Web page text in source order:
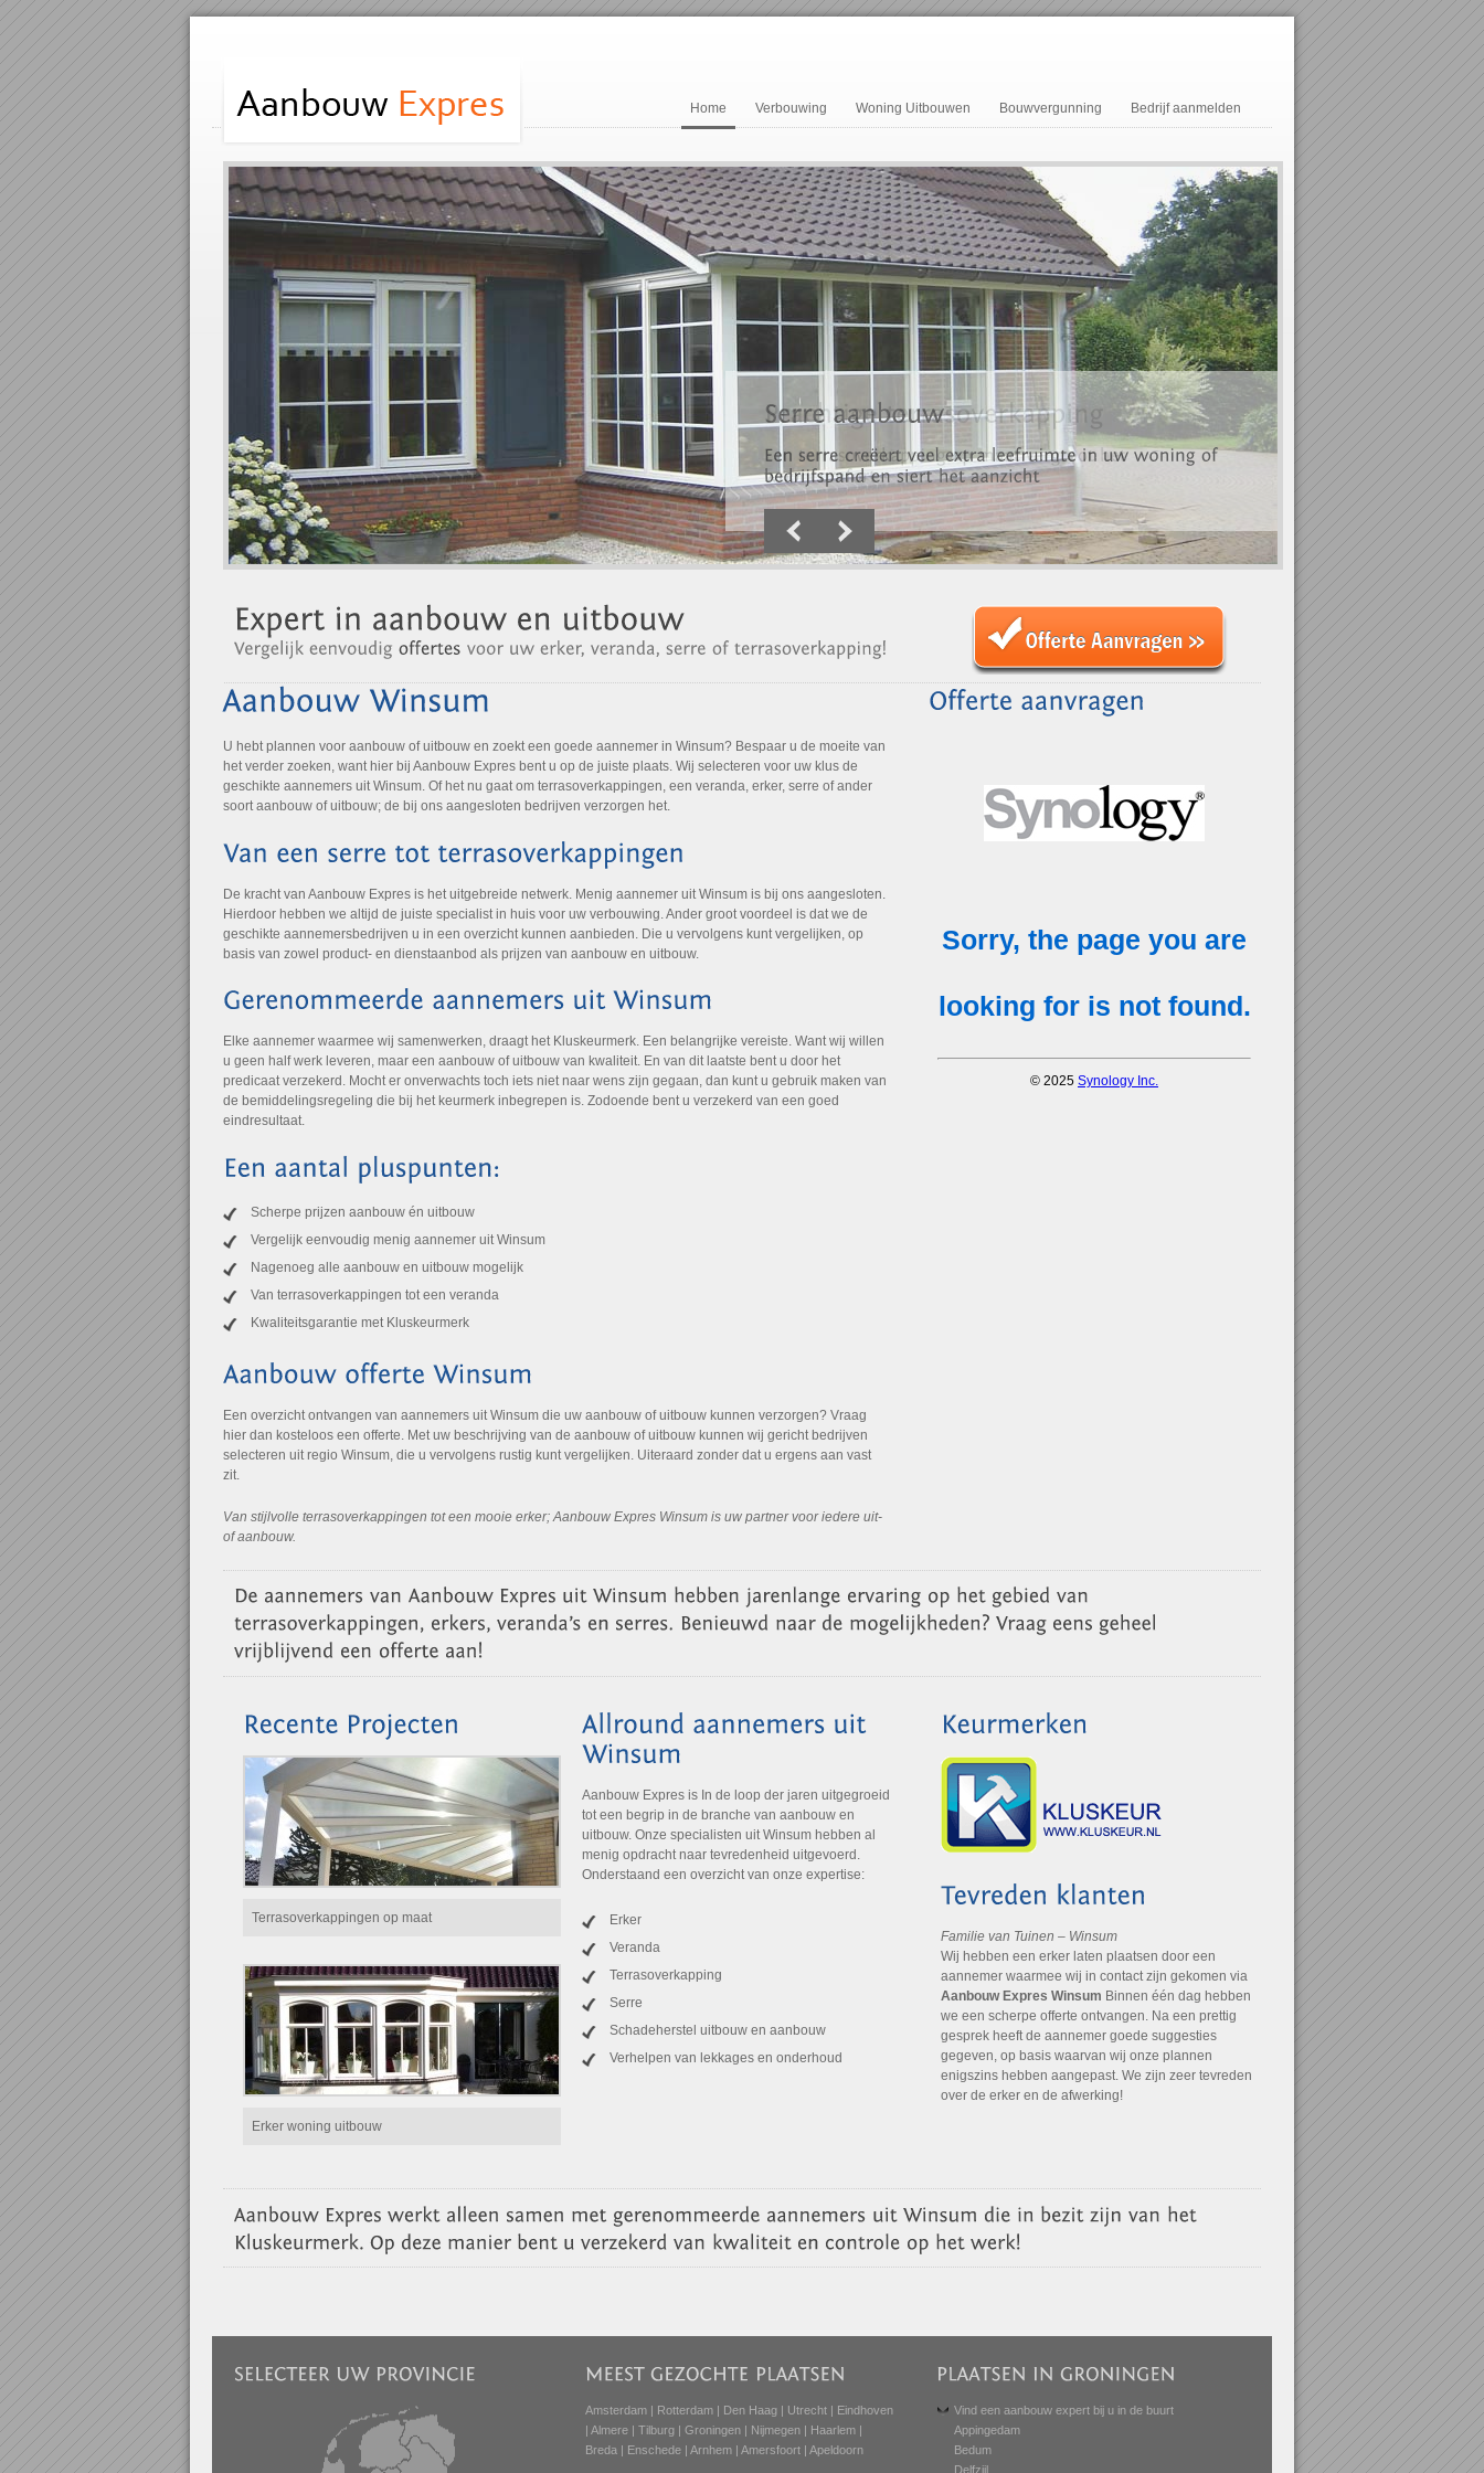
Home Verbouwing Woning Uitbouwen Bouwvergunning Bedrijf aanmelden
U hebt plannen voor aanbouw of uitbouw en zoekt een goede aannemer in Winsum? Bespaar u de moeite van
het verder zoeken, want hier bij Aanbouw Expres bent u op de juiste plaats. Wij selecteren voor uw klus de
geschikte aannemers uit Winsum. Of het nu gaat om terrasoverkappingen, een veranda, erker, serre of ander
soort aanbouw of uitbouw; de bij ons aangesloten bedrijven verzorgen het.
De kracht van Aanbouw Expres is het uitgebreide netwerk. Menig aannemer uit Winsum is bij ons aangesloten.
Hierdoor hebben we altijd de juiste specialist in huis voor uw verbouwing. Ander groot voordeel is dat we de
geschikte aannemersbedrijven u in een overzicht kunnen aanbieden. Die u vervolgens kunt vergelijken, op
basis van zowel product- en dienstaanbod als prijzen van aanbouw en uitbouw.
Elke aannemer waarmee wij samenwerken, draagt het Kluskeurmerk. Een belangrijke vereiste. Want wij willen
u geen half werk leveren, maar een aanbouw of uitbouw van kwaliteit. En van dit laatste bent u door het
predicaat verzekerd. Mocht er onverwachts toch iets niet naar wens zijn gegaan, dan kunt u gebruik maken van
de bemiddelingsregeling die bij het keurmerk inbegrepen is. Zodoende bent u verzekerd van een goed
eindresultaat.
Scherpe prijzen aanbouw én uitbouw
Vergelijk eenvoudig menig aannemer uit Winsum
Nagenoeg alle aanbouw en uitbouw mogelijk
Van terrasoverkappingen tot een veranda
Kwaliteitsgarantie met Kluskeurmerk
Een overzicht ontvangen van aannemers uit Winsum die uw aanbouw of uitbouw kunnen verzorgen? Vraag
hier dan kosteloos een offerte. Met uw beschrijving van de aanbouw of uitbouw kunnen wij gericht bedrijven
selecteren uit regio Winsum, die u vervolgens rustig kunt vergelijken. Uiteraard zonder dat u ergens aan vast
zit.
Van stijlvolle terrasoverkappingen tot een mooie erker; Aanbouw Expres Winsum is uw partner voor iedere uit-
of aanbouw.
Terrasoverkappingen op maat
Erker woning uitbouw
Aanbouw Expres is In de loop der jaren uitgegroeid
tot een begrip in de branche van aanbouw en
uitbouw. Onze specialisten uit Winsum hebben al
menig opdracht naar tevredenheid uitgevoerd.
Onderstaand een overzicht van onze expertise:
Erker
Veranda
Terrasoverkapping
Serre
Schadeherstel uitbouw en aanbouw
Verhelpen van lekkages en onderhoud
Familie van Tuinen – Winsum
Wij hebben een erker laten plaatsen door een
aannemer waarmee wij in contact zijn gekomen via
Aanbouw Expres Winsum Binnen één dag hebben
we een scherpe offerte ontvangen. Na een prettig
gesprek heeft de aannemer goede suggesties
gegeven, op basis waarvan wij onze plannen
enigszins hebben aangepast. We zijn zeer tevreden
over de erker en de afwerking!
Amsterdam Rotterdam Den Haag Utrecht
Eindhoven
Almere Tilburg Groningen Nijmegen Haarlem
Breda
Enschede Arnhem Amersfoort Apeldoorn
Vind een aanbouw expert bij u in de buurt
Appingedam
Bedum
Delfzijl